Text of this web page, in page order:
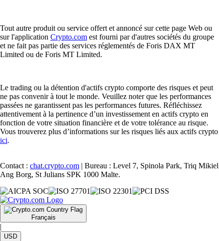
Tout autre produit ou service offert et annoncé sur cette page Web ou
sur l'application Crypto.com est fourni par d'autres sociétés du groupe
et ne fait pas partie des services réglementés de Foris DAX MT
Limited ou de Foris MT Limited.
Le trading ou la détention d'actifs crypto comporte des risques et peut
ne pas convenir à tout le monde. Veuillez noter que les performances
passées ne garantissent pas les performances futures. Réfléchissez
attentivement à la pertinence d’un investissement en actifs crypto en
fonction de votre situation financière et de votre tolérance au risque.
Vous trouverez plus d’informations sur les risques liés aux actifs crypto
ici.
Contact : chat.crypto.com | Bureau : Level 7, Spinola Park, Triq Mikiel
Ang Borg, St Julians SPK 1000 Malte.
Français
|
USD